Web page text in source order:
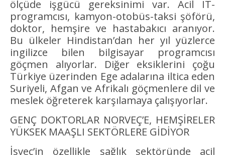
ölçüde işgücü gereksinimi var. Acil IT-
programcısı, kamyon-otobüs-taksi şöförü,
doktor, hemşire ve hastabakıcı aranıyor.
Bu ülkeler Hindistan’dan her yıl yüzlerce
ingilizce bilen bilgisayar programcısı
göçmen alıyorlar. Diğer eksiklerini çoğu
Türkiye üzerinden Ege adalarına iltica eden
Suriyeli, Afgan ve Afrikalı göçmenlere dil ve
meslek öğreterek karşılamaya çalışıyorlar.
GENÇ DOKTORLAR NORVEÇ’E, HEMŞİRELER
YÜKSEK MAAŞLI SEKTÖRLERE GİDİYOR
İsveç’in özellikle sağlık sektöründe acil